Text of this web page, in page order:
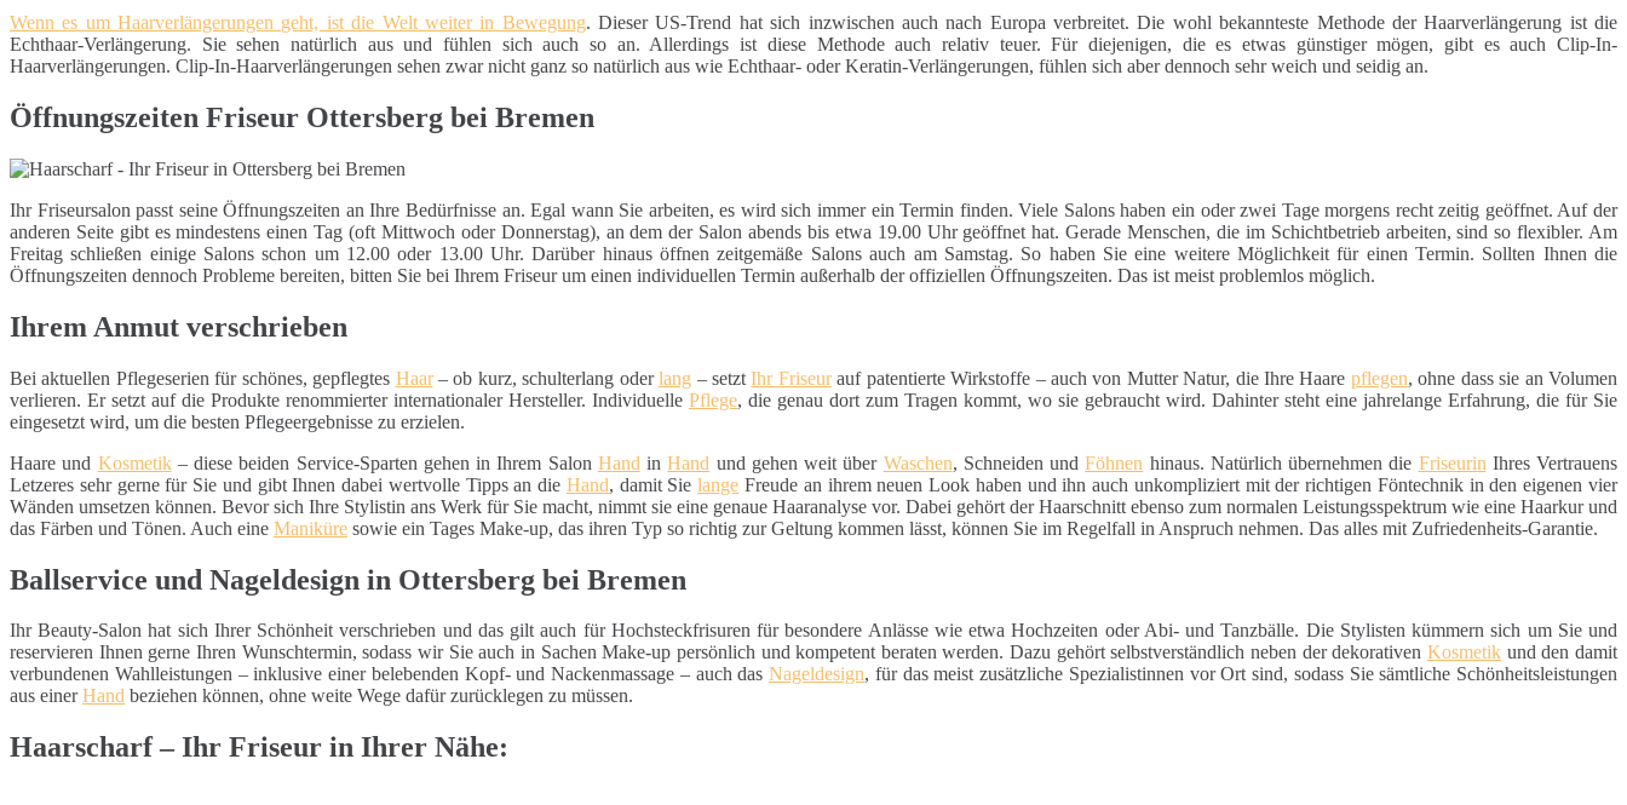
Wenn es um Haarverlängerungen geht, ist die Welt weiter in Bewegung. Dieser US-Trend hat sich inzwischen auch nach Europa verbreitet. Die wohl bekannteste Methode der Haarverlängerung ist die
Echthaar-Verlängerung. Sie sehen natürlich aus und fühlen sich auch so an. Allerdings ist diese Methode auch relativ teuer. Für diejenigen, die es etwas günstiger mögen, gibt es auch Clip-In-
Haarverlängerungen. Clip-In-Haarverlängerungen sehen zwar nicht ganz so natürlich aus wie Echthaar- oder Keratin-Verlängerungen, fühlen sich aber dennoch sehr weich und seidig an.
Öffnungszeiten Friseur Ottersberg bei Bremen
Ihr Friseursalon passt seine Öffnungszeiten an Ihre Bedürfnisse an. Egal wann Sie arbeiten, es wird sich immer ein Termin finden. Viele Salons haben ein oder zwei Tage morgens recht zeitig geöffnet. Auf der
anderen Seite gibt es mindestens einen Tag (oft Mittwoch oder Donnerstag), an dem der Salon abends bis etwa 19.00 Uhr geöffnet hat. Gerade Menschen, die im Schichtbetrieb arbeiten, sind so flexibler. Am
Freitag schließen einige Salons schon um 12.00 oder 13.00 Uhr. Darüber hinaus öffnen zeitgemäße Salons auch am Samstag. So haben Sie eine weitere Möglichkeit für einen Termin. Sollten Ihnen die
Öffnungszeiten dennoch Probleme bereiten, bitten Sie bei Ihrem Friseur um einen individuellen Termin außerhalb der offiziellen Öffnungszeiten. Das ist meist problemlos möglich.
Ihrem Anmut verschrieben
Bei aktuellen Pflegeserien für schönes, gepflegtes Haar– ob kurz, schulterlang oderlang – setztIhr Friseurauf patentierte Wirkstoffe – auch von Mutter Natur, die Ihre Haare pflegen, ohne dass sie an Volumen
verlieren. Er setzt auf die Produkte renommierter internationaler Hersteller. Individuelle Pflege, die genau dort zum Tragen kommt, wo sie gebraucht wird. Dahinter steht eine jahrelange Erfahrung, die für Sie
eingesetzt wird, um die besten Pflegeergebnisse zu erzielen.
Haare und Kosmetik– diese beiden Service-Sparten gehen in Ihrem Salon Hand inHand und gehen weit über Waschen, Schneiden undFöhnen hinaus. Natürlich übernehmen die Friseurin Ihres Vertrauens
Letzeres sehr gerne für Sie und gibt Ihnen dabei wertvolle Tipps an die Hand, damit Sielange Freude an ihrem neuen Look haben und ihn auch unkompliziert mit der richtigen Föntechnik in den eigenen vier
Wänden umsetzen können. Bevor sich Ihre Stylistin ans Werk für Sie macht, nimmt sie eine genaue Haaranalyse vor. Dabei gehört der Haarschnitt ebenso zum normalen Leistungsspektrum wie eine Haarkur und
das Färben und Tönen. Auch eine Maniküre sowie ein Tages Make-up, das ihren Typ so richtig zur Geltung kommen lässt, können Sie im Regelfall in Anspruch nehmen. Das alles mit Zufriedenheits-Garantie.
Ballservice und Nageldesign in Ottersberg bei Bremen
Ihr Beauty-Salon hat sich Ihrer Schönheit verschrieben und das gilt auch für Hochsteckfrisuren für besondere Anlässe wie etwa Hochzeiten oder Abi- und Tanzbälle. Die Stylisten kümmern sich um Sie und
reservieren Ihnen gerne Ihren Wunschtermin, sodass wir Sie auch in Sachen Make-up persönlich und kompetent beraten werden. Dazu gehört selbstverständlich neben der dekorativenKosmetik und den damit
verbundenen Wahlleistungen – inklusive einer belebenden Kopf- und Nackenmassage – auch das Nageldesign, für das meist zusätzliche Spezialistinnen vor Ort sind, sodass Sie sämtliche Schönheitsleistungen
aus einerHand beziehen können, ohne weite Wege dafür zurücklegen zu müssen.
Haarscharf – Ihr Friseur in Ihrer Nähe: